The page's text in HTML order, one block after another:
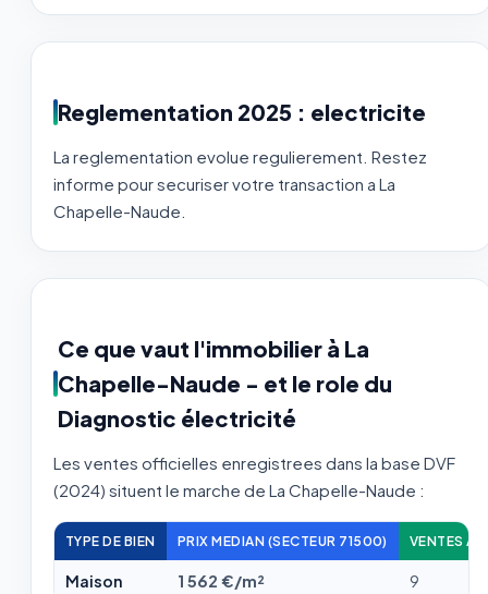
Reglementation 2025 : electricite
La reglementation evolue regulierement. Restez
informe pour securiser votre transaction a La
Chapelle-Naude.
Ce que vaut l'immobilier à La
Chapelle-Naude - et le role du
Diagnostic électricité
Les ventes officielles enregistrees dans la base DVF
(2024) situent le marche de La Chapelle-Naude :
TYPE DE BIEN PRIX MEDIAN (SECTEUR 71500) VENTES
Maison 1 562 €/m² 9